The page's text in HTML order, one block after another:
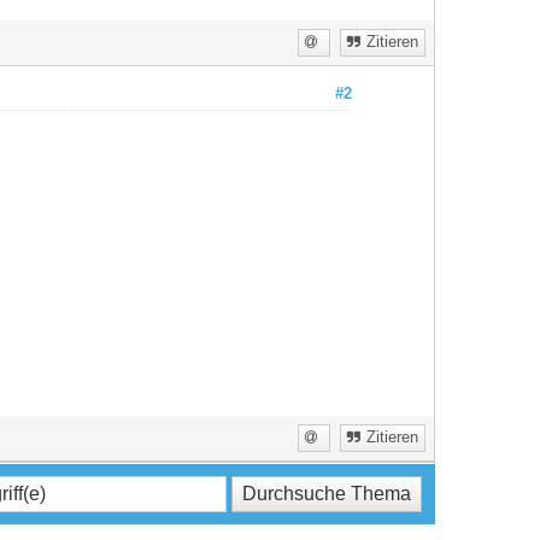
Zitieren
#2
Zitieren